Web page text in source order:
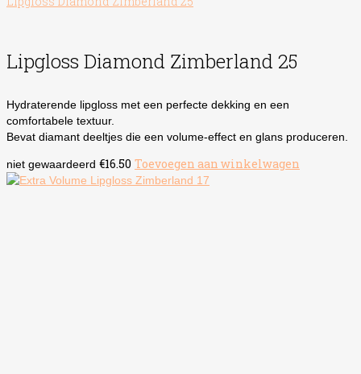
Lipgloss Diamond Zimberland 25
Hydraterende lipgloss met een perfecte dekking en een
comfortabele textuur.
Bevat diamant deeltjes die een volume-effect en glans produceren.
niet gewaardeerd €16.50 Toevoegen aan winkelwagen